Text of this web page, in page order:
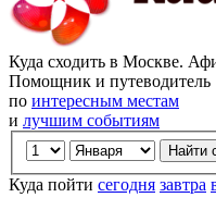
Куда сходить в Москве.
Помощник и путеводитель
по интересным местам
и лучшим событиям
Куда пойти сегодня завтра